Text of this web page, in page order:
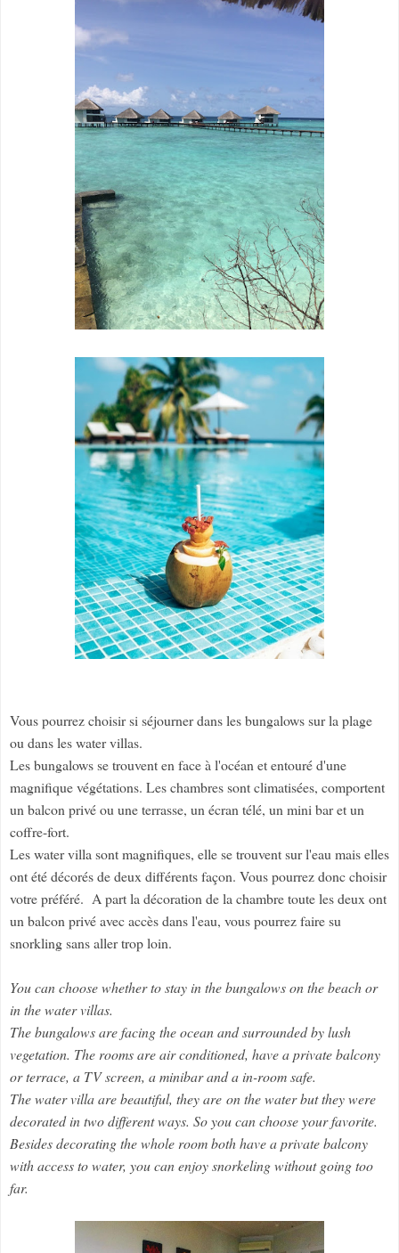
Vous pourrez choisir si séjourner dans les bungalows sur la plage
ou dans les water villas.
Les bungalows se trouvent en face à l'océan et entouré d'une
magnifique végétations. Les chambres sont climatisées, comportent
un balcon privé ou une terrasse, un écran télé, un mini bar et un
coffre-fort.
Les water villa sont magnifiques, elle se trouvent sur l'eau mais elles
ont été décorés de deux différents façon. Vous pourrez donc choisir
votre préféré. A part la décoration de la chambre toute les deux ont
un balcon privé avec accès dans l'eau, vous pourrez faire su
snorkling sans aller trop loin.
You can choose whether to stay in the bungalows on the beach or
in the water villas.
The bungalows are facing the ocean and surrounded by lush
vegetation. The rooms are air conditioned, have a private balcony
or terrace, a TV screen, a minibar and a in-room safe.
The water villa are beautiful, they are on the water but they were
decorated in two different ways. So you can choose your favorite.
Besides decorating the whole room both have a private balcony
with access to water, you can enjoy snorkeling without going too
far.